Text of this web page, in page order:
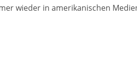
wieder in amerikanischen